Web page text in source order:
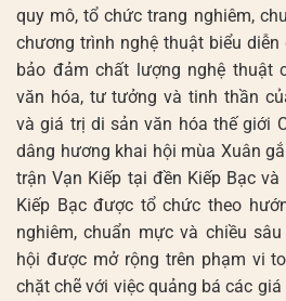
quy mô, tổ chức trang nghiêm,
chương trình nghệ thuật biểu
bảo đảm chất lượng nghệ thuật
văn hóa, tư tưởng và tinh thần
và giá trị di sản văn hóa thế giới
dâng hương khai hội mùa Xuân
trận Vạn Kiếp tại đền Kiếp Bạc
Kiếp Bạc được tổ chức theo
nghiêm, chuẩn mực và chiều
hội được mở rộng trên phạm vi
chặt chẽ với việc quảng bá các